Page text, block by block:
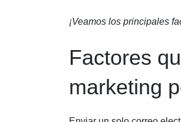
¡Veamos los principales
Factores
marketing